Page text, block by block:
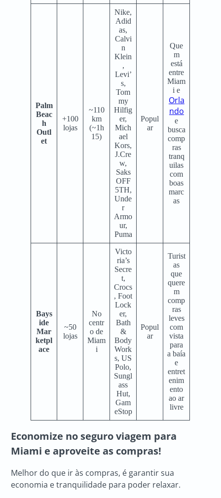
Palm
Beac
h
Outl
et
+100
lojas
~110
km
(~1h
15)
Nike,
Adid
as,
Calvi
n
Klein
,
Levi’
s,
Tom
my
Hilfig
er,
Mich
ael
Kors,
J.Cre
w,
Saks
OFF
5TH,
Unde
r
Armo
ur,
Puma
Popul
ar
Que
m
está
entre
Miam
i e
Orla
ndo
e
busca
comp
ras
tranq
uilas
com
boas
marc
as
Bays
ide
Mar
ketpl
ace
~50
lojas
No
centr
o de
Miam
i
Victo
ria’s
Secre
t,
Crocs
, Foot
Lock
er,
Bath
&
Body
Work
s, US
Polo,
Sungl
ass
Hut,
Gam
eStop
Popul
ar
Turist
as
que
quere
m
comp
ras
leves
com
vista
para
a baía
e
entret
enim
ento
ao ar
livre
Economize no seguro viagem para
Miami e aproveite as compras!
Melhor do que ir às compras, é garantir sua
economia e tranquilidade para poder relaxar.